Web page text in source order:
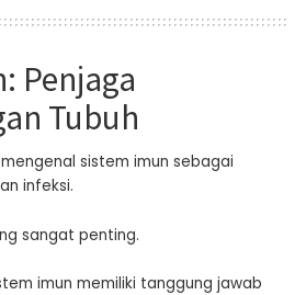
Penjaga
Tubuh
sistem imun sebagai
infeksi.
sangat penting.
imun memiliki tanggung jawab